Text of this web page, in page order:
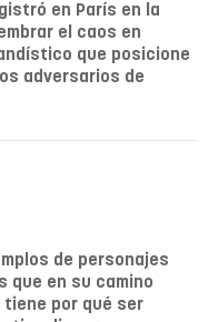
en París en la
el caos en
que posicione
adversarios de
de personajes
que en su camino
tiene por qué ser